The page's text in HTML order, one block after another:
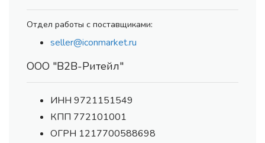
Отдел работы с поставщиками:
seller@iconmarket.ru
ООО "В2В-Ритейл"
ИНН 9721151549
КПП 772101001
ОГРН 1217700588698